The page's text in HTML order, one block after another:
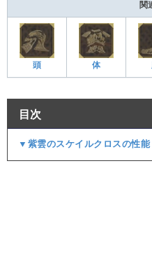
関
頭 体
目次
▼紫雲のスケイルクロスの性能